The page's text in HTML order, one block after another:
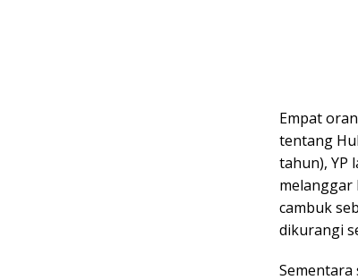
Empat
tentang
tahun), YP
melanggar
cambuk
dikurangi
Sementara